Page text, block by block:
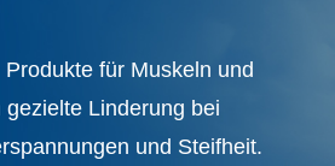
für Muskeln und
gezielte Linderung bei
und Steifheit.